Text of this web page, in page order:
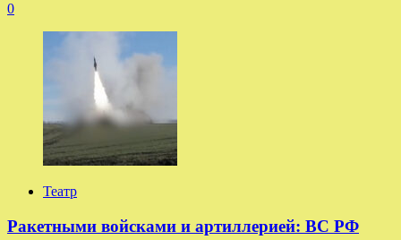
0
Театр
Ракетными войсками и артиллерией: ВС РФ